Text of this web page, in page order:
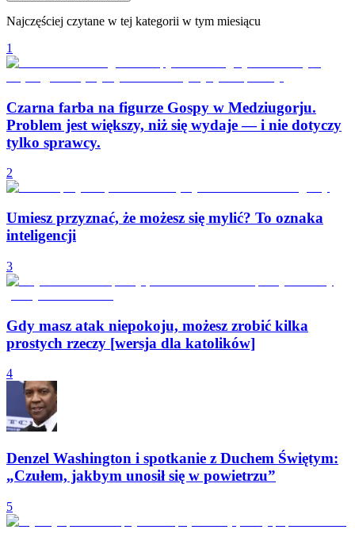
Najczęściej czytane w tej kategorii w tym miesiącu
1
Czarna farba na figurze Gospy w Medziugorju.
Problem jest większy, niż się wydaje — i nie dotyczy
tylko sprawcy.
2
Umiesz przyznać, że możesz się mylić? To oznaka
inteligencji
3
Gdy masz atak niepokoju, możesz zrobić kilka
prostych rzeczy [wersja dla katolików]
4
Denzel Washington i spotkanie z Duchem Świętym:
„Czułem, jakbym unosił się w powietrzu”
5